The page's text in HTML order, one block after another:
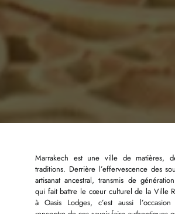
Marrakech est une ville de matières,
traditions. Derrière l’effervescence des
artisanat ancestral, transmis de
qui fait battre le cœur culturel de la Ville
à Oasis Lodges, c’est aussi